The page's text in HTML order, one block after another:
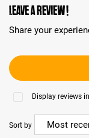
Leave a review!
Share your
Display reviews
Sort by